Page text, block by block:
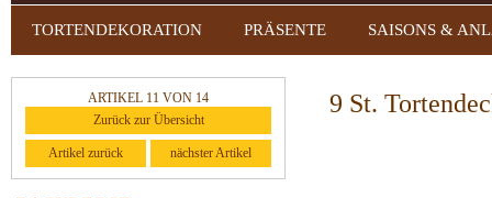
TORTENDEKORATION PRÄSENTE SAISONS &
ARTIKEL 11 VON 14
Zurück zur Übersicht
Artikel zurück nächster Artikel
9 St.